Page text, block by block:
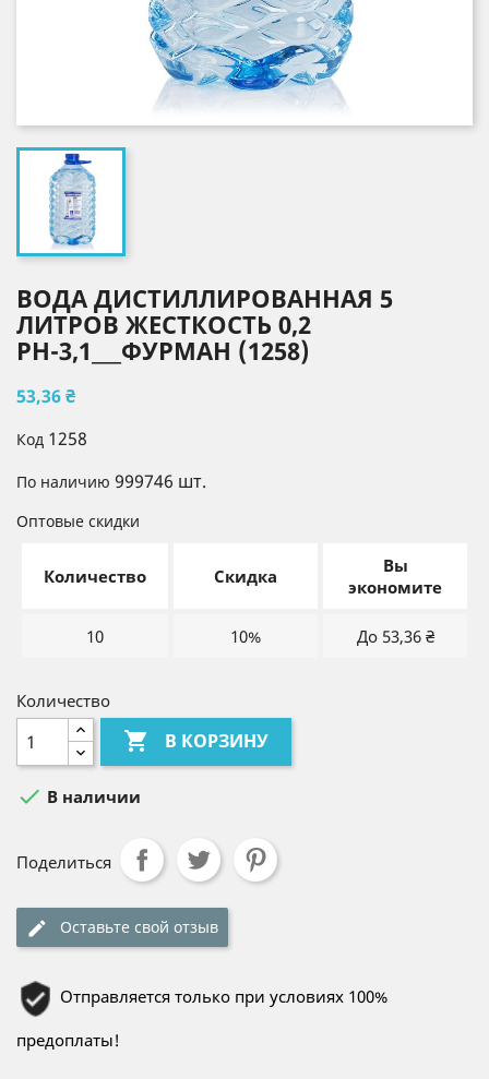
ВОДА ДИСТИЛЛИРОВАННАЯ 5
ЛИТРОВ ЖЕСТКОСТЬ 0,2
РН-3,1___ФУРМАН (1258)
53,36 ₴
Код 1258
По наличию 999746 шт.
Оптовые скидки
Количество Скидка
Вы
экономите
10 10% До 53,36 ₴
Количество
 В КОРЗИНУ
 В наличии
Поделиться
Оставьте свой отзыв
Отправляется только при условиях 100%
предоплаты!